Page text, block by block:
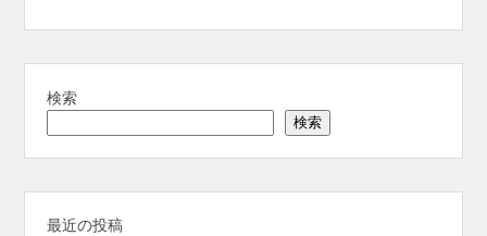
検索
検索
最近の投稿